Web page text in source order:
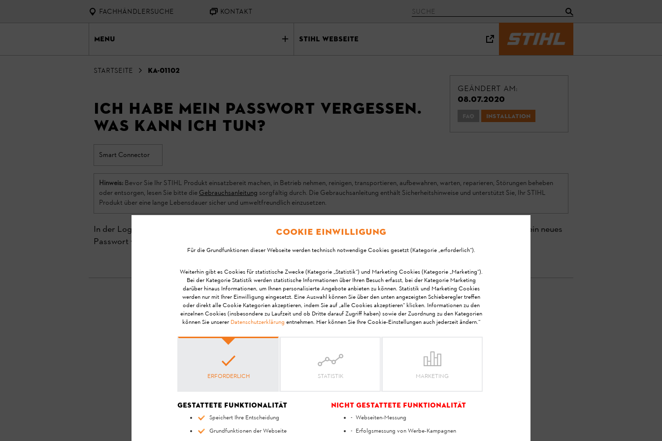
FACHHÄNDLERSUCHE KONTAKT
Menu STIHL Webseite
Startseite KA-01102
Ich habe mein Passwort vergessen.
Was kann ich tun?
Smart Connector
Geändert am:
08.07.2020
FAQ Installation
Hinweis: Bevor Sie Ihr STIHL Produkt einsatzbereit machen, in Betrieb nehmen, reinigen, transportieren, aufbewahren, warten, reparieren, Störungen beheben
oder entsorgen, lesen Sie bitte dieGebrauchsanleitung sorgfältig durch. Die Gebrauchsanleitung enthält Sicherheitshinweise und unterstützt Sie, Ihr STIHL
Produkt über eine lange Lebensdauer sicher und umweltfreundlich einzusetzen.
In der Login-Maske können Sie sich über "Passwort vergessen" einen Aktivierungslink per Mail zuschicken lassen und ein neues
Passwort vergeben.
Ihre Meinung ist uns wichtig!
Hat die Antwort geholfen?
Cookie Einwilligung
Für die Grundfunktionen dieser Webseite werden technisch notwendige Cookies gesetzt (Kategorie „erforderlich“).
Weiterhin gibt es Cookies für statistische Zwecke (Kategorie „Statistik“) und Marketing Cookies (Kategorie „Marketing“).
Bei der Kategorie Statistik werden statistische Informationen über Ihren Besuch erfasst, bei der Kategorie Marketing
darüber hinaus Informationen, um Ihnen personalisierte Angebote anbieten zu können. Statistik und Marketing Cookies
werden nur mit Ihrer Einwilligung eingesetzt. Eine Auswahl können Sie über den unten angezeigten Schieberegler treffen
oder direkt alle Cookie Kategorien akzeptieren, indem Sie auf „alle Cookies akzeptieren“ klicken. Informationen zu den
einzelnen Cookies (insbesondere zu Laufzeit und ob Dritte darauf Zugriff haben) sowie der Zuordnung zu den Kategorien
können Sie unserer Datenschutzerklärung entnehmen. Hier können Sie Ihre Cookie-Einstellungen auch jederzeit ändern.“
ERFORDERLICH STATISTIK MARKETING
Gestattete Funktionalität
Speichert Ihre Entscheidung
Grundfunktionen der Webseite
Nicht gestattete Funktionalität
Webseiten-Messung
Erfolgsmessung von Werbe-Kampagnen